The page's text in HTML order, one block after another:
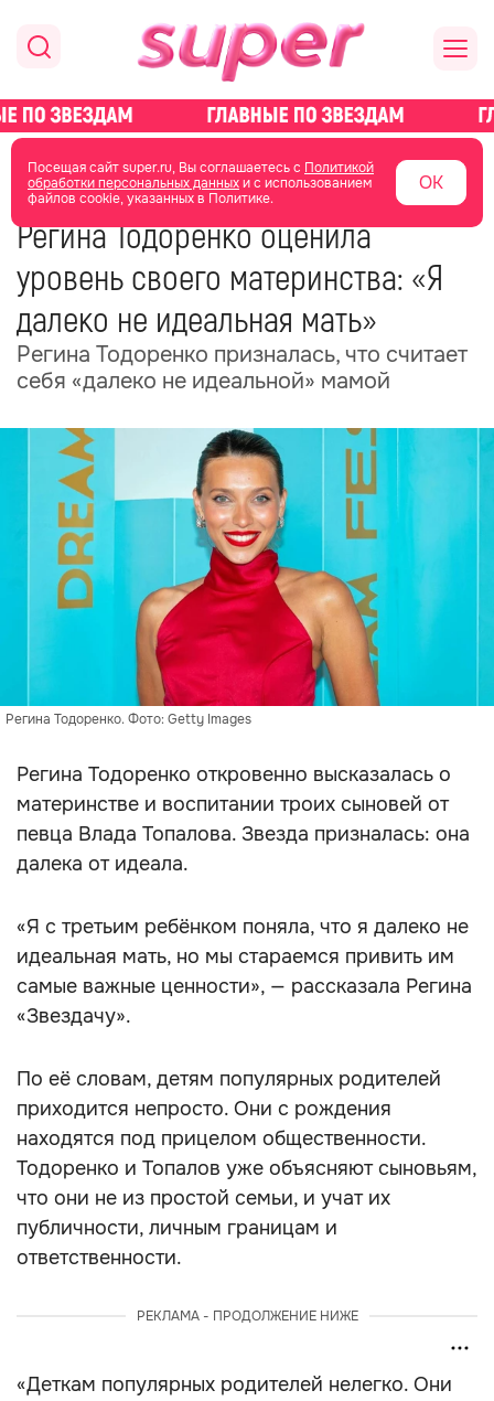
Посещая сайт super.ru, Вы соглашаетесь с Политикой
обработки персональных данныхи с использованием
файлов cookie, указанных в Политике.
ОК
главная новости о звездах новости
07 июня 16:25
Регина Тодоренко оценила
уровень своего материнства: «Я
далеко не идеальная мать»
Регина Тодоренко призналась, что считает
себя «далеко не идеальной» мамой
Регина Тодоренко. Фото: Getty Images
Регина Тодоренко откровенно высказалась о
материнстве и воспитании троих сыновей от
певца Влада Топалова. Звезда призналась: она
далека от идеала.
«Я с третьим ребёнком поняла, что я далеко не
идеальная мать, но мы стараемся привить им
самые важные ценности», — рассказала Регина
«Звездачу».
По её словам, детям популярных родителей
приходится непросто. Они с рождения
находятся под прицелом общественности.
Тодоренко и Топалов уже объясняют сыновьям,
что они не из простой семьи, и учат их
публичности, личным границам и
ответственности.
РЕКЛАМА - ПРОДОЛЖЕНИЕ НИЖЕ
«Деткам популярных родителей нелегко. Они